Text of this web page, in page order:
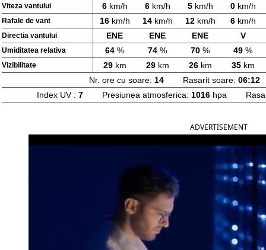
Viteza vantului 6km/h 6km/h 5km/h 0km/h
Rafale de vant 16km/h 14km/h 12km/h 6km/h
Directia vantului ENE ENE ENE V
Umiditatea relativa 64 % 74 % 70 % 49 %
Vizibilitate 29km 29km 26km 35km
Nr. ore cu soare: 14Rasarit soare: 06:12
Index UV : 7 Presiunea atmosferica: 1016 hpa
ADVERTISEMENT